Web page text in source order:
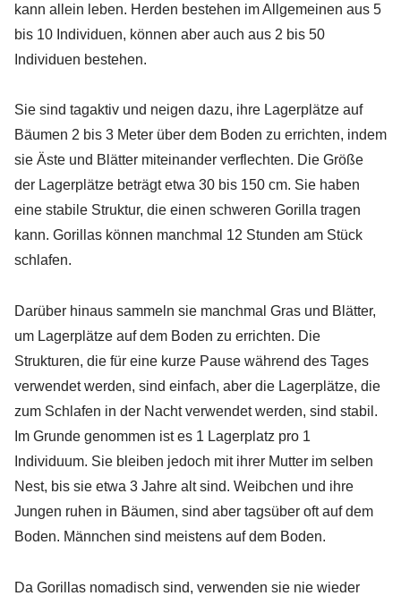
kann allein leben. Herden bestehen im Allgemeinen aus 5
bis 10 Individuen, können aber auch aus 2 bis 50
Individuen bestehen.
Sie sind tagaktiv und neigen dazu, ihre Lagerplätze auf
Bäumen 2 bis 3 Meter über dem Boden zu errichten, indem
sie Äste und Blätter miteinander verflechten. Die Größe
der Lagerplätze beträgt etwa 30 bis 150 cm. Sie haben
eine stabile Struktur, die einen schweren Gorilla tragen
kann. Gorillas können manchmal 12 Stunden am Stück
schlafen.
Darüber hinaus sammeln sie manchmal Gras und Blätter,
um Lagerplätze auf dem Boden zu errichten. Die
Strukturen, die für eine kurze Pause während des Tages
verwendet werden, sind einfach, aber die Lagerplätze, die
zum Schlafen in der Nacht verwendet werden, sind stabil.
Im Grunde genommen ist es 1 Lagerplatz pro 1
Individuum. Sie bleiben jedoch mit ihrer Mutter im selben
Nest, bis sie etwa 3 Jahre alt sind. Weibchen und ihre
Jungen ruhen in Bäumen, sind aber tagsüber oft auf dem
Boden. Männchen sind meistens auf dem Boden.
Da Gorillas nomadisch sind, verwenden sie nie wieder